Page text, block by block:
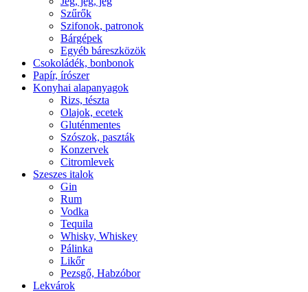
Szűrők
Szifonok, patronok
Bárgépek
Egyéb báreszközök
Csokoládék, bonbonok
Papír, írószer
Konyhai alapanyagok
Rizs, tészta
Olajok, ecetek
Gluténmentes
Szószok, paszták
Konzervek
Citromlevek
Szeszes italok
Gin
Rum
Vodka
Tequila
Whisky, Whiskey
Pálinka
Likőr
Pezsgő, Habzóbor
Lekvárok